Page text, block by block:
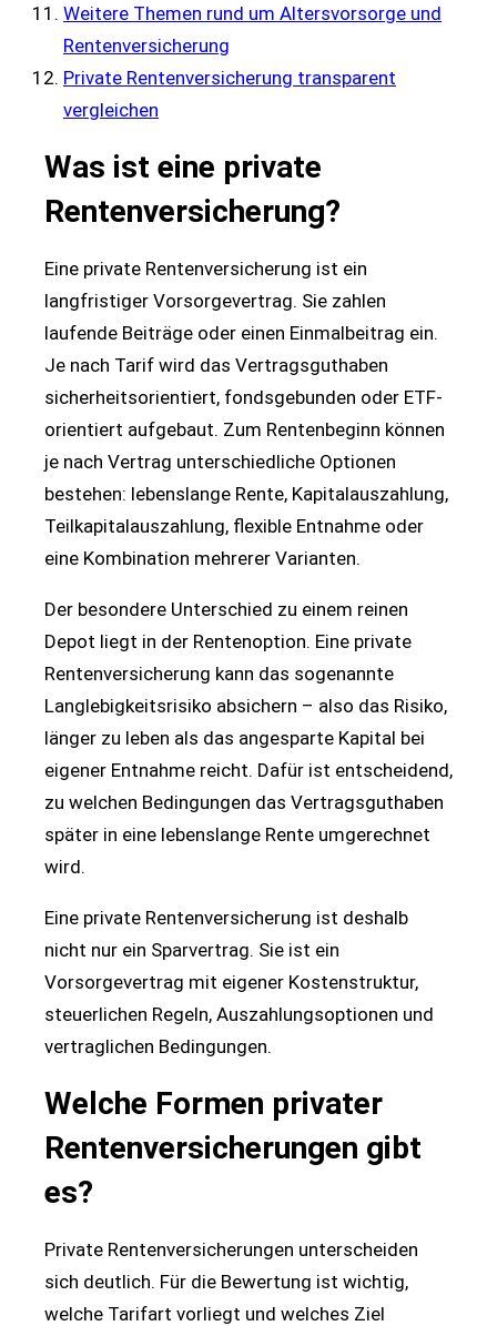
Weitere Themen rund um Altersvorsorge und
Rentenversicherung
Private Rentenversicherung transparent
vergleichen
Was ist eine private
Rentenversicherung?
Eine private Rentenversicherung ist ein
langfristiger Vorsorgevertrag. Sie zahlen
laufende Beiträge oder einen Einmalbeitrag ein.
Je nach Tarif wird das Vertragsguthaben
sicherheitsorientiert, fondsgebunden oder ETF-
orientiert aufgebaut. Zum Rentenbeginn können
je nach Vertrag unterschiedliche Optionen
bestehen: lebenslange Rente, Kapitalauszahlung,
Teilkapitalauszahlung, flexible Entnahme oder
eine Kombination mehrerer Varianten.
Der besondere Unterschied zu einem reinen
Depot liegt in der Rentenoption. Eine private
Rentenversicherung kann das sogenannte
Langlebigkeitsrisiko absichern – also das Risiko,
länger zu leben als das angesparte Kapital bei
eigener Entnahme reicht. Dafür ist entscheidend,
zu welchen Bedingungen das Vertragsguthaben
später in eine lebenslange Rente umgerechnet
wird.
Eine private Rentenversicherung ist deshalb
nicht nur ein Sparvertrag. Sie ist ein
Vorsorgevertrag mit eigener Kostenstruktur,
steuerlichen Regeln, Auszahlungsoptionen und
vertraglichen Bedingungen.
Welche Formen privater
Rentenversicherungen gibt
es?
Private Rentenversicherungen unterscheiden
sich deutlich. Für die Bewertung ist wichtig,
welche Tarifart vorliegt und welches Ziel